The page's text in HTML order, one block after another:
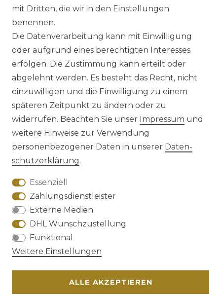
Impressum Daten­schutz­erklärung
AGB Barrierefreiheitserklärung
Widerrufs­recht
mit Dritten, die wir in den Einstellungen
benennen.
Die Datenverarbeitung kann mit Einwilligung
oder aufgrund eines berechtigten Interesses
erfolgen. Die Zustimmung kann erteilt oder
abgelehnt werden. Es besteht das Recht, nicht
einzuwilligen und die Einwilligung zu einem
späteren Zeitpunkt zu ändern oder zu
widerrufen. Beachten Sie unser Impressum und
weitere Hinweise zur Verwendung
personenbezogener Daten in unserer Daten­
schutz­erklärung.
Essenziell
Zahlungsdienstleister
Externe Medien
DHL Wunschzustellung
Funktional
Weitere Einstellungen
ALLE AKZEPTIEREN